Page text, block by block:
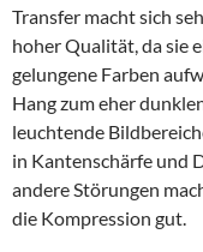
Transfer macht sich
hoher Qualität, da sie
gelungene Farben
Hang zum eher
leuchtende
in Kantenschärfe und
andere Störungen
die Kompression gut.